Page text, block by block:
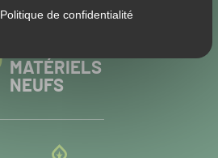
Politique de confidentialité
MATÉRIELS
NEUFS